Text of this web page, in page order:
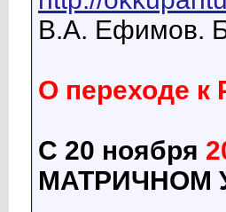
В.А. Ефимов.
О переходе к
С 20 ноября
МАТРИЧНОМ